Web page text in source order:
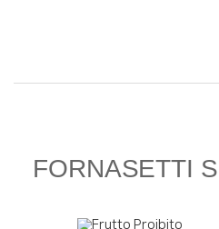
FORNASETTI